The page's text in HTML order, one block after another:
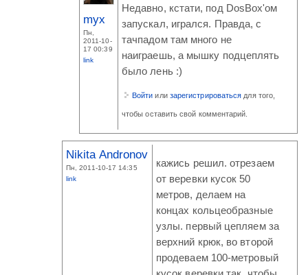
myx
Пн,
2011-10-
17 00:39
link
Недавно, кстати, под DosBox'ом
запускал, игрался. Правда, с
тачпадом там много не
наиграешь, а мышку подцеплять
было лень :)
Войти или зарегистрироваться для того,
чтобы оставить свой комментарий.
Nikita Andronov
Пн, 2011-10-17 14:35
link
кажись решил. отрезаем
от веревки кусок 50
метров, делаем на
концах кольцеобразные
узлы. первый цепляем за
верхний крюк, во второй
продеваем 100-метровый